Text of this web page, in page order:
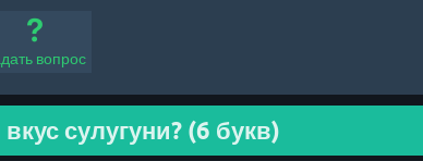
вопрос
сулугуни? (6 букв)